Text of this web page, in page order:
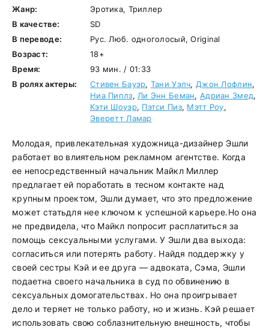
Жанр:
Эротика, Триллер
В качестве:
SD
В переводе:
Рус. Люб. одноголосый, Original
Возраст:
18+
Время:
93 мин. / 01:33
В ролях актеры:
Стивен Бауэр, Тани Уэлч, Джон Лофлин,
Ниа Пиплз, Ли Энн Беман,Адриан Змед,
Кэти Шоуэр, Пэтси Пиз, Мэтт Роу,
Эверетт Ламар
Молодая, привлекательная художница-дизайнер Эшли
работает во влиятельном рекламном агентстве. Когда
ее непосредственный начальник Майкл Миллер
предлагает ей поработать в тесном контакте над
крупным проектом, Эшли думает, что это предложение
может статьдля нее ключом к успешной карьере.Но она
не предвидела, что Майкл попросит расплатиться за
помощь сексуальными услугами. У Эшли два выхода:
согласиться или потерять работу. Найдя поддержку у
своей сестры Кэй и ее друга — адвоката, Сэма, Эшли
подаетна своего начальника в суд по обвинению в
сексуальных домогательствах. Но она проигрывает
дело и теряет не только работу, но и жизнь. Кэй решает
использовать свою соблазнительную внешность, чтобы